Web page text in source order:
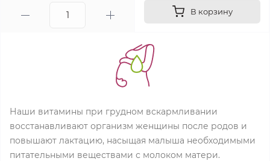
В корзину
Наши витамины при грудном вскармливании
восстанавливают организм женщины после родов и
повышают лактацию, насыщая малыша необходимыми
питательными веществами с молоком матери.